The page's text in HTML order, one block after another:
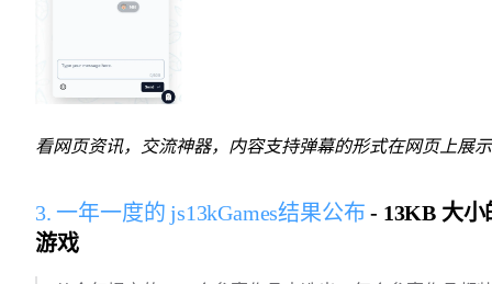
看网页资讯，交流神器，内容支持弹幕的形式在网页上展
3. 一年一度的 js13kGames结果公布 - 13KB 大小
游戏